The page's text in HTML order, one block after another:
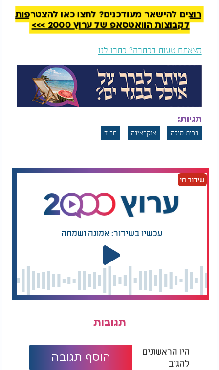
רוצים להישאר מעודכנים? לחצו כאן להצטרפות
לקבוצות הוואטסאפ של ערוץ 2000 >>>
מצאתם טעות בכתבה? כתבו לנו
תגיות:
ברית מילה אוקראינה חב"ד
שידור חי
עכשיו בשידור: אמונה ושמחה
תגובות
היו הראשונים
להגיב
הוסף תגובה